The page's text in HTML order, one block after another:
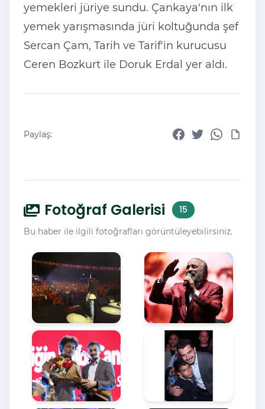
yemekleri jüriye sundu. Çankaya'nın ilk
yemek yarışmasında jüri koltuğunda şef
Sercan Çam, Tarih ve Tarif'in kurucusu
Ceren Bozkurt ile Doruk Erdal yer aldı.
Paylaş:
Fotoğraf Galerisi 15
Bu haber ile ilgili fotoğrafları görüntüleyebilirsiniz.